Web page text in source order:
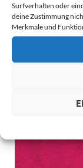
Surfverhalten oder
deine Zustimmung
Merkmale und